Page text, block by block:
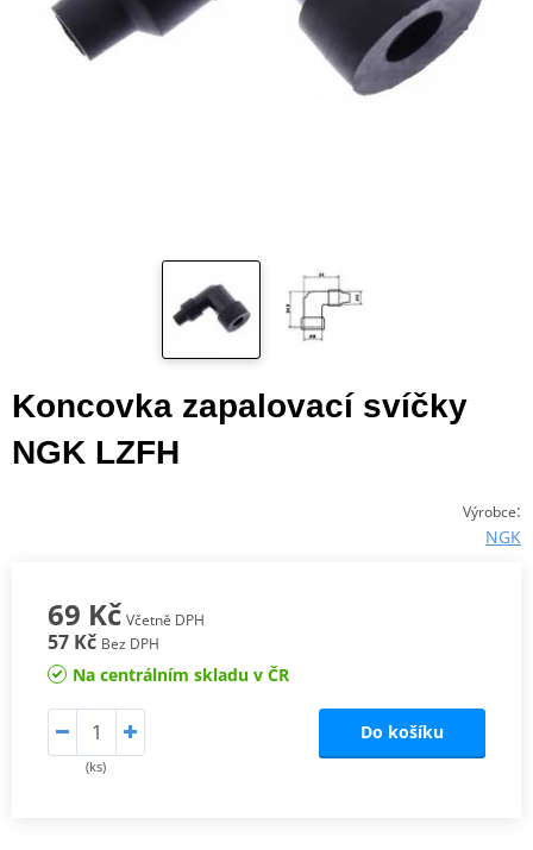
Koncovka zapalovací svíčky
NGK LZFH
Výrobce:
NGK
69 Kč Včetně DPH
57 Kč Bez DPH
Na centrálním skladu v ČR
(ks)
Do košíku